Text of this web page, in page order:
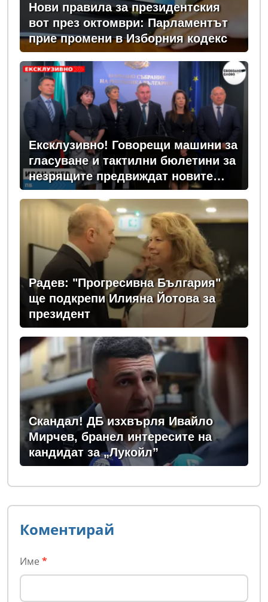
Нови правила за президентския
вот през октомври: Парламентът
прие промени в Изборния кодекс
Ексклузивно! Говорещи машини за
гласуване и тактилни бюлетини за
незрящите предвиждат новите
изборни правила! (ВИДЕО)
Радев: "Прогресивна България"
ще подкрепи Илияна Йотова за
президент
Скандал! ДБ изхвърля Ивайло
Мирчев, бранел интересите на
кандидат за „Лукойл”
Коментирай
Име *